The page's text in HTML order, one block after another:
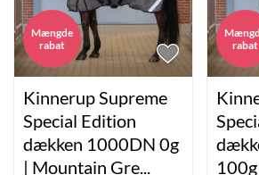
Mængde
rabat
Kinnerup Supreme
Special Edition
dækken 1000DN 0g
| Mountain Gre...
rabat